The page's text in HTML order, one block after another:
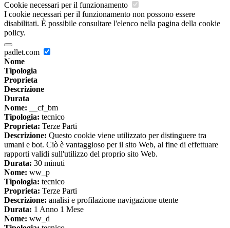
Cookie necessari per il funzionamento
I cookie necessari per il funzionamento non possono essere
disabilitati. È possibile consultare l'elenco nella pagina della cookie
policy.
padlet.com
Nome
Tipologia
Proprieta
Descrizione
Durata
Nome: __cf_bm
Tipologia: tecnico
Proprieta: Terze Parti
Descrizione: Questo cookie viene utilizzato per distinguere tra
umani e bot. Ciò è vantaggioso per il sito Web, al fine di effettuare
rapporti validi sull'utilizzo del proprio sito Web.
Durata: 30 minuti
Nome: ww_p
Tipologia: tecnico
Proprieta: Terze Parti
Descrizione: analisi e profilazione navigazione utente
Durata: 1 Anno 1 Mese
Nome: ww_d